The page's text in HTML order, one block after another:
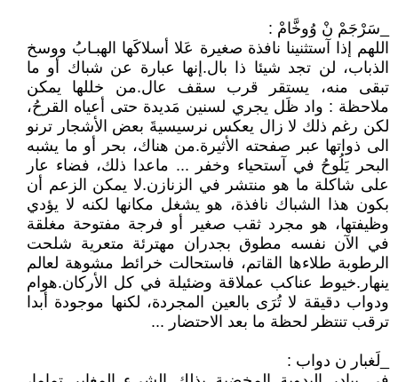
_سَرْجَمْ نْ وُوخَّامْ :
اللهم إذا آستثنينا نافذة صغيرة عَلا أسلاكَها الهبـابُ ووسخ
الذباب، لن تجد شيئا ذا بال.إنها عبارة عن شباك أو ما
تبقى منه، يستقر قرب سقف عال.من خللها يمكن
ملاحظة : واد ظَل يجري لسنين مَديدة حتى أعياه القرحُ،
لكن رغم ذلك لا زال يعكس نرسيسيةَ بعض الأشجار ترنو
الى ذواتها عبر صفحته الأثيرة.من هناك، بحر أو ما يشبه
البحر يَلُوحُ في آستحياء وخفر ... ماعدا ذلك، فضاء عار
على شاكلة ما هو منتشر في الزنازن.لا يمكن الزعم أن
بكون هذا الشباك نافذة، هو يشغل مكانها لكنه لا يؤدي
وظيفتها، هو مجرد ثقب صغير أو فرجة مفتوحة مغلقة
في الآن نفسه مطوق بجدران مهترئة متعرية شلحت
الرطوبة طلاءها القاتم، فاستحالت خرائط مشوهة لعالم
ينهار.خيوط عناكب عملاقة وضئيلة في كل الأركان.هوام
ودواب دقيقة لا تُرَى بالعين المجردة، لكنها موجودة أبدا
ترقب تنتظر لحظة ما بعد الاحتضار ...
_لَغبار ن دواب :